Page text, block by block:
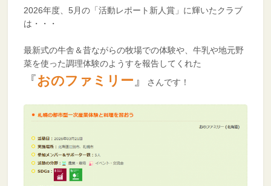
2026年度、5月の「活動レポート新人賞」に輝いたクラブ
は・・・
最新式の牛舎＆昔ながらの牧場での体験や、牛乳や地元野
菜を使った調理体験のようすを報告してくれた
『おのファミリー』 さんです！